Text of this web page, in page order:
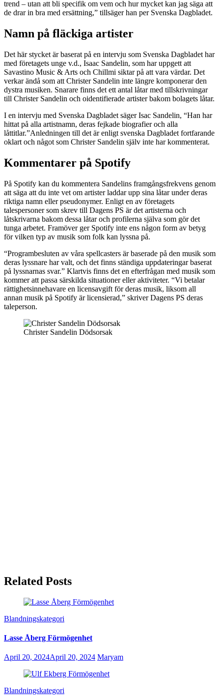
trend – utan att bli specifik om vem och hur mycket kan jag säga att
de drar in bra med ersättning,” tillsäger han per Svenska Dagbladet.
Namn på fläckiga artister
Det här stycket är baserat på en intervju som Svenska Dagbladet har
med företagets unge v.d., Isaac Sandelin, som har uppgett att
Savastino Music & Arts och Chillmi siktar på att vara värdar. Det
verkar ändå som att Christer Sandelin inte längre komponerar den
dystra musiken. Snarare finns det ett antal låtar med tillskrivningar
till Christer Sandelin och oidentifierade artister bakom bolagets låtar.
I en intervju med Svenska Dagbladet säger Isac Sandelin, “Han har
hittat på alla artistnamn, deras fejkade biografier och alla
låttitlar.”Anledningen till det är enligt svenska Dagbladet fortfarande
oklart och något som Christer Sandelin själv inte har kommenterat.
Kommentarer på Spotify
På Spotify kan du kommentera Sandelins framgångsfrekvens genom
att säga att du inte vet om artister laddar upp sina låtar under deras
riktiga namn eller pseudonymer. Enligt en av företagets
talespersoner som skrev till Dagens PS är det artisterna och
låtskrivarna bakom dessa låtar och profilerna själva som gör det
tunga arbetet. Framöver ger Spotify inte ens någon form av betyg
för vilken typ av musik som folk kan lyssna på.
“Programbesluten av våra spellcasters är baserade på den musik som
deras lyssnare har valt, och det finns ständiga uppdateringar baserat
på lyssnarnas svar.” Klartvis finns det en efterfrågan med musik som
kommer att passa särskilda situationer eller aktiviteter. “Vi betalar
rättighetsinnehavare en licensavgift för deras musik, liksom all
annan musik på Spotify är licensierad,” skriver Dagens PS deras
taleperson.
Christer Sandelin Dödsorsak
Related Posts
Blandningskategori
Lasse Åberg Förmögenhet
April 20, 2024April 20, 2024 Maryam
Blandningskategori